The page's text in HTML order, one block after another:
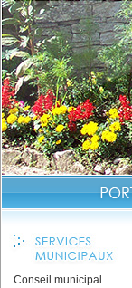
Conseil municipal